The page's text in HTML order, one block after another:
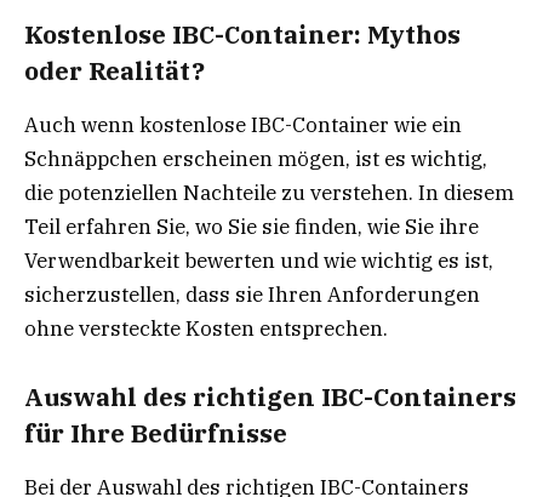
Kostenlose IBC-Container: Mythos
oder Realität?
Auch wenn kostenlose IBC-Container wie ein
Schnäppchen erscheinen mögen, ist es wichtig,
die potenziellen Nachteile zu verstehen. In diesem
Teil erfahren Sie, wo Sie sie finden, wie Sie ihre
Verwendbarkeit bewerten und wie wichtig es ist,
sicherzustellen, dass sie Ihren Anforderungen
ohne versteckte Kosten entsprechen.
Auswahl des richtigen IBC-Containers
für Ihre Bedürfnisse
Bei der Auswahl des richtigen IBC-Containers